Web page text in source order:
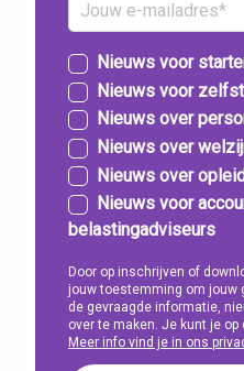
Nieuws voor
Nieuws voor
Nieuws over
Nieuws over
Nieuws over
Nieuws voor
belastingadviseurs
Door op inschrijven of
jouw toestemming om jouw
de gevraagde informatie,
over te maken. Je kunt je
Meer info vind je in ons